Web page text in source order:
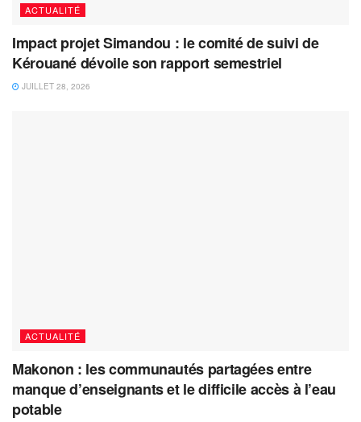
ACTUALITÉ
Impact projet Simandou : le comité de suivi de
Kérouané dévoile son rapport semestriel
JUILLET 28, 2026
ACTUALITÉ
Makonon : les communautés partagées entre
manque d’enseignants et le difficile accès à l’eau
potable